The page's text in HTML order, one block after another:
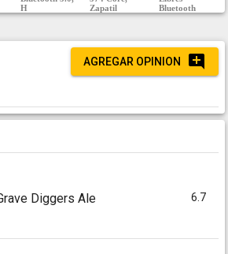
H
Zapatil
Bluetooth
AGREGAR OPINION
Diggers Ale 6.7